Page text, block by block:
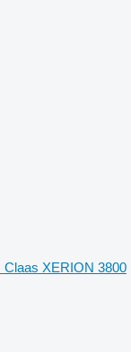
Claas XERION 3800